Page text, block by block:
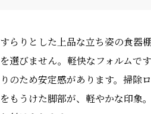
すらりとした上品な立ち姿の食器
を選びません。軽快なフォルムで
りのため安定感があります。掃除
をもうけた脚部が、軽やかな印象